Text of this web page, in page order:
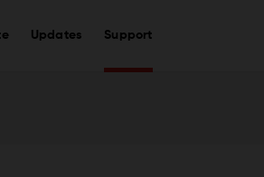
Updates Support